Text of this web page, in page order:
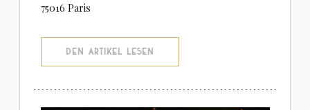
75016 Paris
DEN ARTIKEL LESEN